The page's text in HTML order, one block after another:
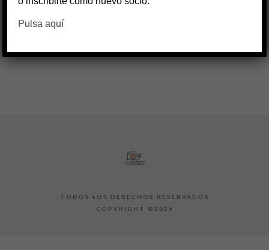
Junio 2025
TODOS LOS DERECHOS RESERVADOS
COPYRIGHT ©2025
Pulsa aquí